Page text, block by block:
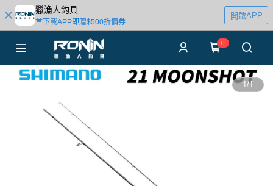
獵漁人釣具
首下載APP即贈$500折價券
開啟APP
0
1/1